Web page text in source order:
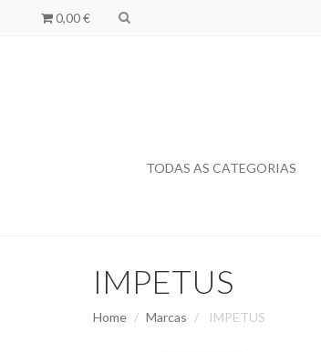
0,00 €
TODAS AS CATEGORIAS
IMPETUS
Home Marcas IMPETUS